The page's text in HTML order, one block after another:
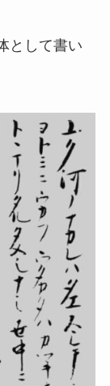
として書い